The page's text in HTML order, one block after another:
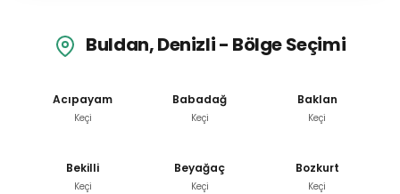
Buldan, Denizli - Bölge Seçimi
Acıpayam
Keçi
Babadağ
Keçi
Baklan
Keçi
Bekilli
Keçi
Beyağaç
Keçi
Bozkurt
Keçi